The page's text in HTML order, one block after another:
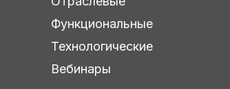
Функциональные
Технологические
Вебинары